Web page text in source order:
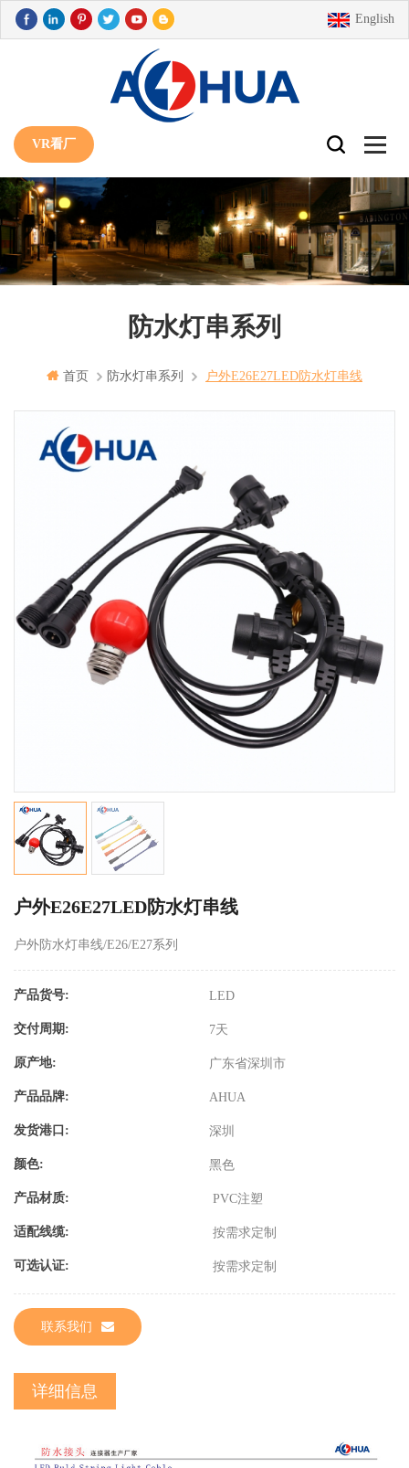
English
VR看厂
防水灯串系列
首页 防水灯串系列 户外E26E27LED防水灯串线
户外E26E27LED防水灯串线
户外防水灯串线/E26/E27系列
产品货号: LED
交付周期: 7天
原产地: 广东省深圳市
产品品牌: AHUA
发货港口: 深圳
颜色: 黑色
产品材质: PVC注塑
适配线缆: 按需求定制
可选认证: 按需求定制
联系我们
详细信息